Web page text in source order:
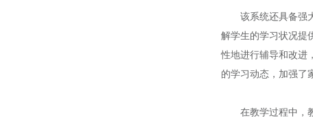
该系统还具备强大
解学生的学习状况提
性地进行辅导和改进
的学习动态，加强了
在教学过程中，教